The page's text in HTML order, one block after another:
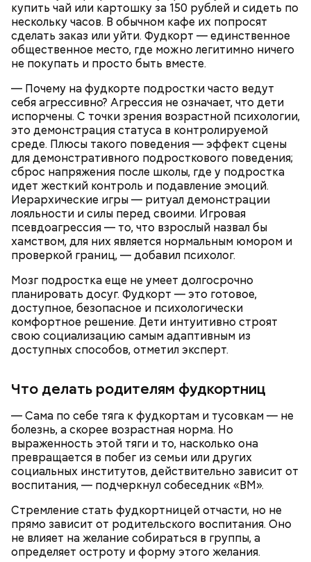
купить чай или картошку за 150 рублей и сидеть по
нескольку часов. В обычном кафе их попросят
сделать заказ или уйти. Фудкорт — единственное
общественное место, где можно легитимно ничего
не покупать и просто быть вместе.
— Почему на фудкорте подростки часто ведут
себя агрессивно? Агрессия не означает, что дети
испорчены. С точки зрения возрастной психологии,
это демонстрация статуса в контролируемой
среде. Плюсы такого поведения — эффект сцены
для демонстративного подросткового поведения;
сброс напряжения после школы, где у подростка
идет жесткий контроль и подавление эмоций.
Иерархические игры — ритуал демонстрации
лояльности и силы перед своими. Игровая
псевдоагрессия — то, что взрослый назвал бы
хамством, для них является нормальным юмором и
проверкой границ, — добавил психолог.
Мозг подростка еще не умеет долгосрочно
планировать досуг. Фудкорт — это готовое,
доступное, безопасное и психологически
комфортное решение. Дети интуитивно строят
свою социализацию самым адаптивным из
доступных способов, отметил эксперт.
Что делать родителям фудкортниц
— Сама по себе тяга к фудкортам и тусовкам — не
болезнь, а скорее возрастная норма. Но
выраженность этой тяги и то, насколько она
превращается в побег из семьи или других
социальных институтов, действительно зависит от
воспитания, — подчеркнул собеседник «ВМ».
Стремление стать фудкортницей отчасти, но не
прямо зависит от родительского воспитания. Оно
не влияет на желание собираться в группы, а
определяет остроту и форму этого желания.